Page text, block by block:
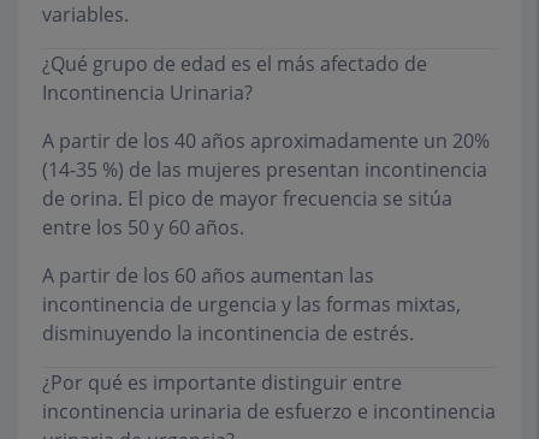
variables.
¿Qué grupo de edad es el más afectado de
Incontinencia Urinaria?
A partir de los 40 años aproximadamente un 20%
(14-35 %) de las mujeres presentan incontinencia
de orina. El pico de mayor frecuencia se sitúa
entre los 50 y 60 años.
A partir de los 60 años aumentan las
incontinencia de urgencia y las formas mixtas,
disminuyendo la incontinencia de estrés.
¿Por qué es importante distinguir entre
incontinencia urinaria de esfuerzo e incontinencia